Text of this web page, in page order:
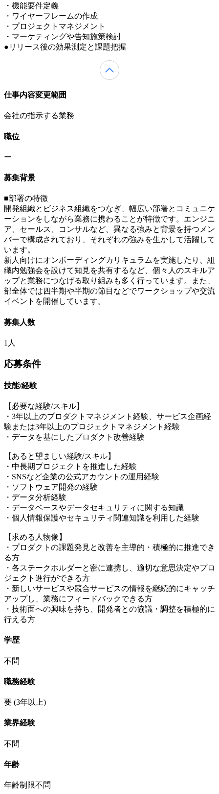
・機能要件定義
・ワイヤーフレームの作成
・プロジェクトマネジメント
・マーケティングや告知施策検討
●リリース後の効果測定と課題把握
仕事内容変更範囲
会社の指示する業務
職位
ー
募集背景
■部署の特徴
開発組織とビジネス組織をつなぎ、幅広い部署とコミュニケ
ーションをしながら業務に携わることが特徴です。エンジニ
ア、セールス、コンサルなど、異なる強みと背景を持つメン
バーで構成されており、それぞれの強みを生かして活躍して
います。
新人向けにオンボーディングカリキュラムを実施したり、組
織内勉強会を設けて知見を共有するなど、個々人のスキルア
ップと業務につなげる取り組みも多く行っています。また、
部全体では四半期や半期の節目などでワークショップや交流
イベントを開催しています。
募集人数
1人
応募条件
技能/経験
【必要な経験/スキル】
・3年以上のプロダクトマネジメント経験、サービス企画経
験または3年以上のプロジェクトマネジメント経験
・データを基にしたプロダクト改善経験
【あると望ましい経験/スキル】
・中長期プロジェクトを推進した経験
・SNSなど企業の公式アカウントの運用経験
・ソフトウェア開発の経験
・データ分析経験
・データベースやデータセキュリティに関する知識
・個人情報保護やセキュリティ関連知識を利用した経験
【求める人物像】
・プロダクトの課題発見と改善を主導的・積極的に推進でき
る方
・各ステークホルダーと密に連携し、適切な意思決定やプロ
ジェクト進行ができる方
・新しいサービスや競合サービスの情報を継続的にキャッチ
アップし、業務にフィードバックできる方
・技術面への興味を持ち、開発者との協議・調整を積極的に
行える方
学歴
不問
職務経験
要 (3年以上)
業界経験
不問
年齢
年齢制限不問